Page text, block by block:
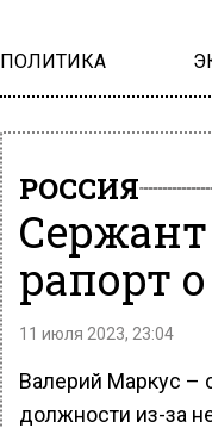
ПОЛИТИКА
РОССИЯ
рапорт
11 июля 2023, 23:04
Валерий Маркус –
должности из-за